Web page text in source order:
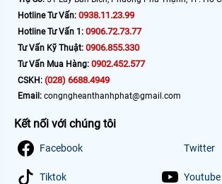
Hotline Tư Vấn: 0938.11.23.99
Hotline Tư Vấn 1: 0906.72.73.77
Tư Vấn Kỹ Thuật: 0906.855.330
Tư Vấn Mua Hàng: 0902.452.577
CSKH: (028) 6688.4949
Email: congngheanthanhphat@gmail.com
Kết nối với chúng tôi
Facebook Twitter
Tiktok Youtube